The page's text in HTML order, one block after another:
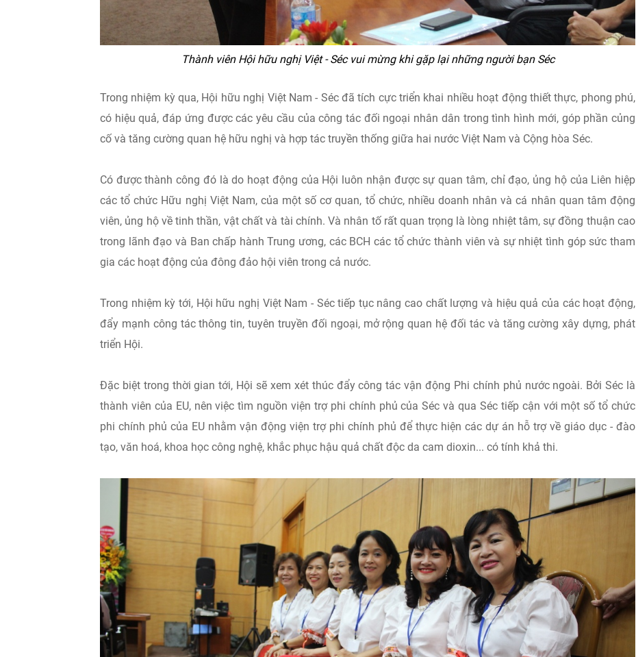
Thành viên Hội hữu nghị Việt - Séc vui mừng khi gặp lại những người bạn Séc
Trong nhiệm kỳ qua, Hội hữu nghị Việt Nam - Séc đã tích cực triển khai nhiều hoạt động thiết thực, phong phú,
có hiệu quả, đáp ứng được các yêu cầu của công tác đối ngoại nhân dân trong tình hình mới, góp phần củng
cố và tăng cường quan hệ hữu nghị và hợp tác truyền thống giữa hai nước Việt Nam và Cộng hòa Séc.
Có được thành công đó là do hoạt động của Hội luôn nhận được sự quan tâm, chỉ đạo, ủng hộ của Liên hiệp
các tổ chức Hữu nghị Việt Nam, của một số cơ quan, tổ chức, nhiều doanh nhân và cá nhân quan tâm động
viên, ủng hộ về tinh thần, vật chất và tài chính. Và nhân tố rất quan trọng là lòng nhiệt tâm, sự đồng thuận cao
trong lãnh đạo và Ban chấp hành Trung ương, các BCH các tổ chức thành viên và sự nhiệt tình góp sức tham
gia các hoạt động của đông đảo hội viên trong cả nước.
Trong nhiệm kỳ tới, Hội hữu nghị Việt Nam - Séc tiếp tục nâng cao chất lượng và hiệu quả của các hoạt động,
đẩy mạnh công tác thông tin, tuyên truyền đối ngoại, mở rộng quan hệ đối tác và tăng cường xây dựng, phát
triển Hội.
Đặc biệt trong thời gian tới, Hội sẽ xem xét thúc đẩy công tác vận động Phi chính phủ nước ngoài. Bởi Séc là
thành viên của EU, nên việc tìm nguồn viện trợ phi chính phủ của Séc và qua Séc tiếp cận với một số tổ chức
phi chính phủ của EU nhằm vận động viện trợ phi chính phủ để thực hiện các dự án hỗ trợ về giáo dục - đào
tạo, văn hoá, khoa học công nghệ, khắc phục hậu quả chất độc da cam dioxin... có tính khả thi.